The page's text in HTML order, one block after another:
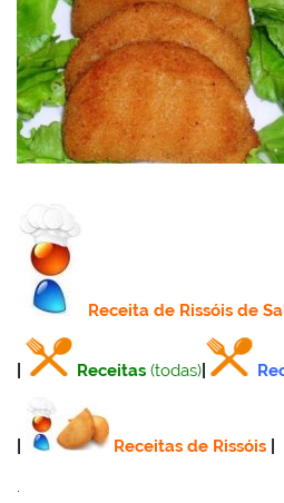
Receitade Rissóis de
Receitas (todas)
Receitas de Rissóis
.